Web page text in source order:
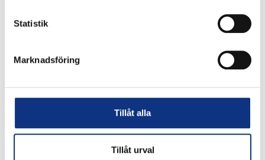
Statistik
Marknadsföring
Tillåt alla
Tillåt urval
Genom att klicka på “Signa upp” dig bekräftar du att